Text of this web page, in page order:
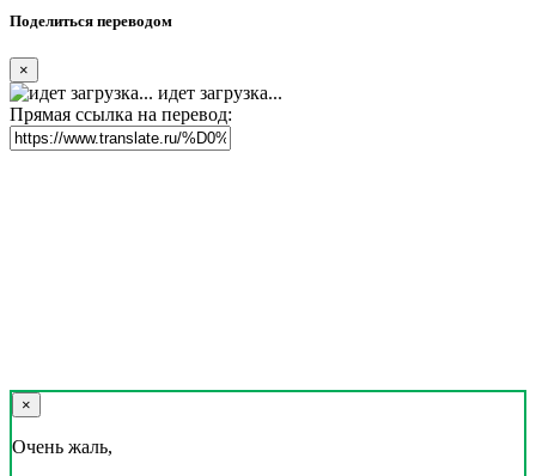
Поделиться переводом
×
идет загрузка...
Прямая ссылка на перевод:
×
Очень жаль,